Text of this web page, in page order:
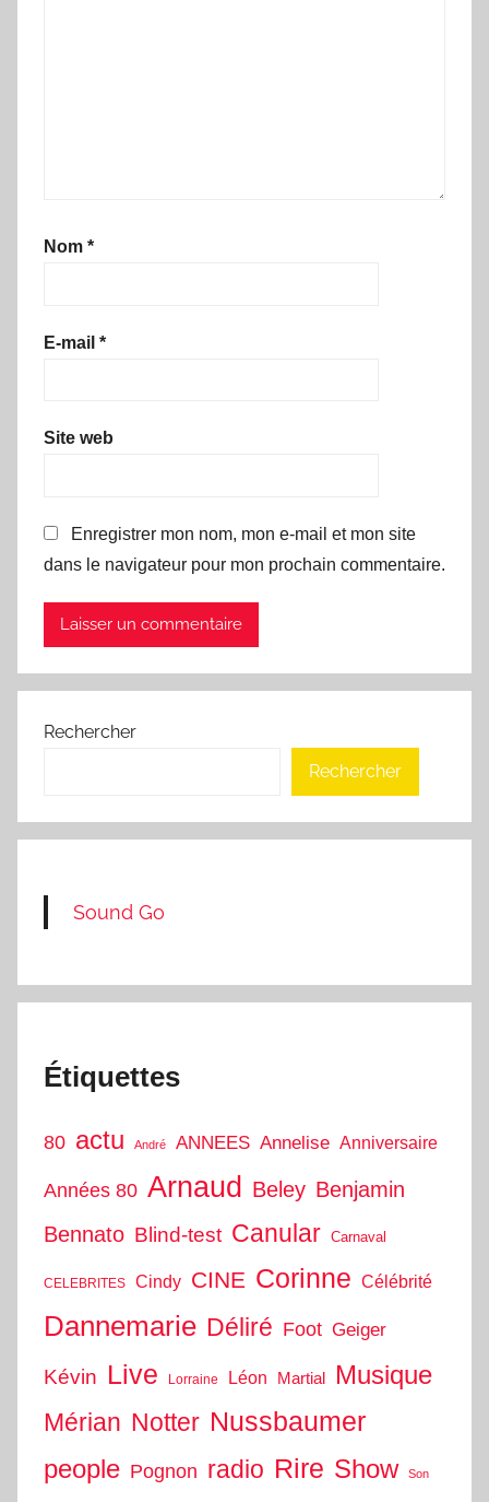
Nom *
E-mail *
Site web
Enregistrer mon nom, mon e-mail et mon site
dans le navigateur pour mon prochain commentaire.
Rechercher
Rechercher
Sound Go
Étiquettes
80 actu André ANNEES Annelise Anniversaire
Années 80 Arnaud Beley Benjamin
Bennato Blind-test Canular Carnaval
CELEBRITES Cindy CINE Corinne Célébrité
Dannemarie Déliré Foot Geiger
Kévin Live Lorraine Léon Martial
Musique
Mérian Notter Nussbaumer
people Pognon radio Rire Show Son